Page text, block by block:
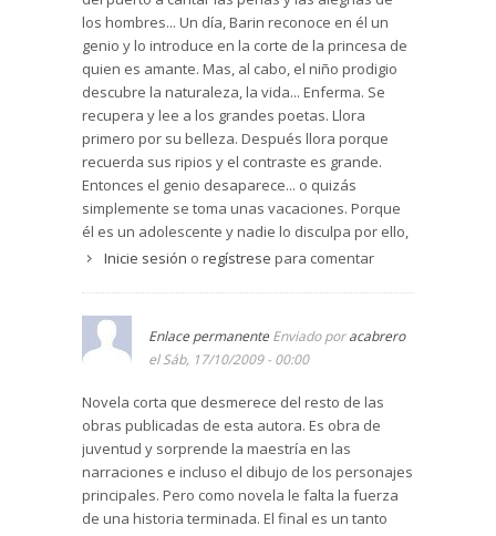
los hombres... Un día, Barin reconoce en él un
genio y lo introduce en la corte de la princesa de
quien es amante. Mas, al cabo, el niño prodigio
descubre la naturaleza, la vida... Enferma. Se
recupera y lee a los grandes poetas. Llora
primero por su belleza. Después llora porque
recuerda sus ripios y el contraste es grande.
Entonces el genio desaparece... o quizás
simplemente se toma unas vacaciones. Porque
él es un adolescente y nadie lo disculpa por ello,
ni le sabe entender. El niño prodigio no deja de
princesa, sus padres, los hombres del puerto...
no saben que deben esperar.
Lo mejor del libro es cómo trata el asunto del
"talento", del "genio creador", el tópico del amor
interesado y la crisis que en gente de excesiva
sensibilidad puede acabar, si no posee las
ayudas necesarias, trágicamente.
Magistral. Pero muy duro, muy amargo.
Inicie sesión o regístrese para comentar
Enlace permanente Enviado poracabrero
el Sáb, 17/10/2009 - 00:00
Novela corta que desmerece del resto de las
obras publicadas de esta autora. Es obra de
juventud y sorprende la maestría en las
narraciones e incluso el dibujo de los personajes
principales. Pero como novela le falta la fuerza
de una historia terminada. El final es un tanto